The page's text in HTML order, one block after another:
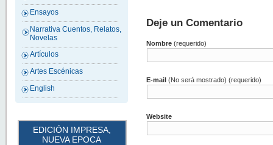
Ensayos
Narrativa Cuentos, Relatos,
Novelas
Artículos
Artes Escénicas
English
EDICIÓN IMPRESA,
NUEVA EPOCA
Deje un Comentario
Nombre (requerido)
E-mail (No será mostrado) (requerido)
Website